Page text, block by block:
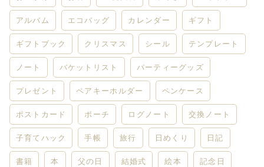
アルバム エコバッグ カレンダー ギフト
ギフトブック クリスマス シール テンプレート
ノート バケットリスト パーティーグッズ
プレゼント ペアキーホルダー ペンケース
ポストカード ポーチ ログノート 交換ノート
子育てハック 手帳 旅行 日めくり 日記
書籍 本 父の日 結婚式 絵本 記念日